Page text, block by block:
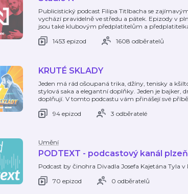
Publicistický podcast Filipa Titlbacha se
vychází pravidelně ve středu a pátek. Epizody v
jsou také klubovým předplatitelům a
1453 epizod
1608 odběratelů
KRUTÉ SKLADY
Jeden má rád ošoupaná trika, džíny, tenisky a
stylová saka a elegantní doplňky. Jeden je
doplňují. V tomto podcastu vám přinášejí své
94 epizod
3 odběratelé
Umění
PODTEXT - podcastový kanál
Podcast by činohra Divadla Josefa Kajetána Tyla v
70 epizod
0 odběratelů